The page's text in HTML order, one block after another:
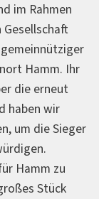
im Rahmen
Hamm. Ihr
die erneut
haben wir
um die Sieger
Hamm zu
Stück